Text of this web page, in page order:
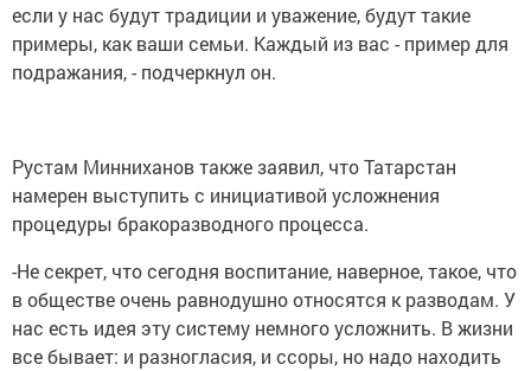
если у нас будут традиции и уважение, будут такие
примеры, как ваши семьи. Каждый из вас - пример для
подражания, - подчеркнул он.
Рустам Минниханов также заявил, что Татарстан
намерен выступить с инициативой усложнения
процедуры бракоразводного процесса.
-Не секрет, что сегодня воспитание, наверное, такое, что
в обществе очень равнодушно относятся к разводам. У
нас есть идея эту систему немного усложнить. В жизни
все бывает: и разногласия, и ссоры, но надо находить